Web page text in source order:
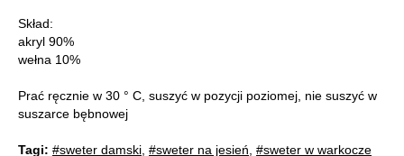
Skład:
akryl 90%
wełna 10%
Prać ręcznie w 30 ° C, suszyć w pozycji poziomej, nie suszyć w
suszarce bębnowej
Tagi: #sweter damski #sweter na jesień #sweter w warkocze